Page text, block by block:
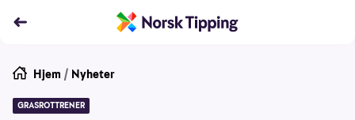
Hjem / Nyheter
GRASROTTRENER